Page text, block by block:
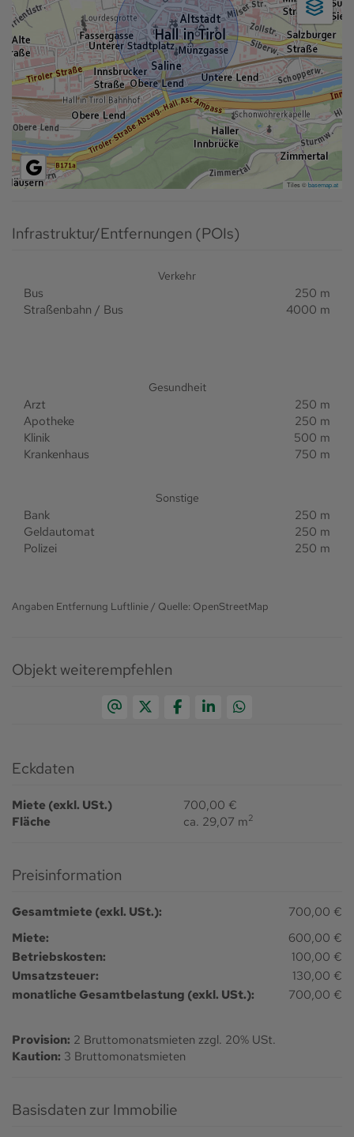
Tiles ©basemap.at
Infrastruktur/Entfernungen (POIs)
Verkehr
Bus
250 m
Straßenbahn / Bus
4000 m
Gesundheit
Arzt
250 m
Apotheke
250 m
Klinik
500 m
Krankenhaus
750 m
Sonstige
Bank
250 m
Geldautomat
250 m
Polizei
250 m
Angaben Entfernung Luftlinie / Quelle: OpenStreetMap
Objekt weiterempfehlen
Eckdaten
Miete (exkl. USt.)
700,00 €
Fläche
ca. 29,07 m2
Preisinformation
Gesamtmiete (exkl. USt.):
700,00 €
Miete:
600,00 €
Betriebskosten:
100,00 €
Umsatzsteuer:
130,00 €
monatliche Gesamtbelastung (exkl. USt.):
700,00 €
Provision: 2 Bruttomonatsmieten zzgl. 20% USt.
Kaution: 3 Bruttomonatsmieten
Basisdaten zur Immobilie